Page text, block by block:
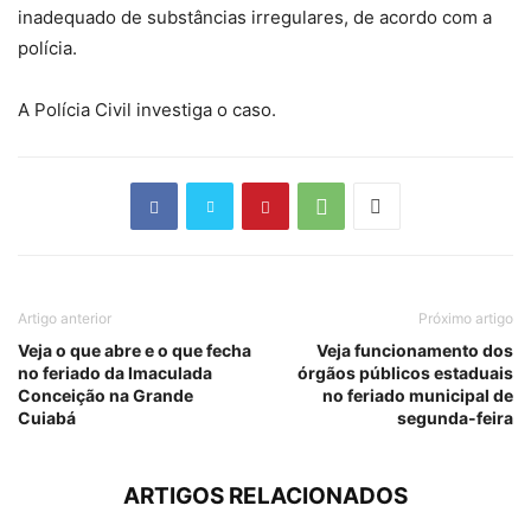
inadequado de substâncias irregulares, de acordo com a
polícia.
A Polícia Civil investiga o caso.
Artigo anterior
Veja o que abre e o que fecha
no feriado da Imaculada
Conceição na Grande
Cuiabá
Próximo artigo
Veja funcionamento dos
órgãos públicos estaduais
no feriado municipal de
segunda-feira
ARTIGOS RELACIONADOS